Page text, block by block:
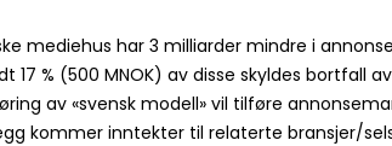
mediehus har 3 milliarder mindre i
17 % (500 MNOK) av disse skyldes bortfall
av «svensk modell» vil tilføre
kommer inntekter til relaterte bransjer/